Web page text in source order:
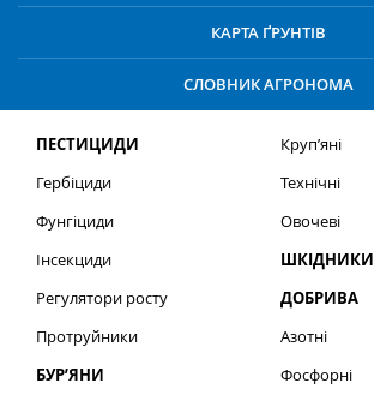
КАРТА ҐРУНТІВ
СЛОВНИК АГРОНОМА
ПЕСТИЦИДИ
Гербіциди
Фунгіциди
Інсекциди
Регулятори росту
Протруйники
БУР’ЯНИ
Круп’яні
Технічні
Овочеві
ШКІДНИКИ
ДОБРИВА
Азотні
Фосфорні